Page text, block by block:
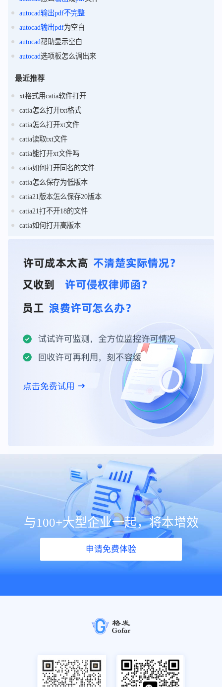
autocad输出pdf不完整
autocad输出pdf为空白
autocad帮助显示空白
autocad选项板怎么调出来
最近推荐
xt格式用catia软件打开
catia怎么打开txt格式
catia怎么打开xt文件
catia读取txt文件
catia能打开xt文件吗
catia如何打开同名的文件
catia怎么保存为低版本
catia21版本怎么保存20版本
catia21打不开18的文件
catia如何打开高版本
与100+大型企业一起，将本增效
申请免费体验